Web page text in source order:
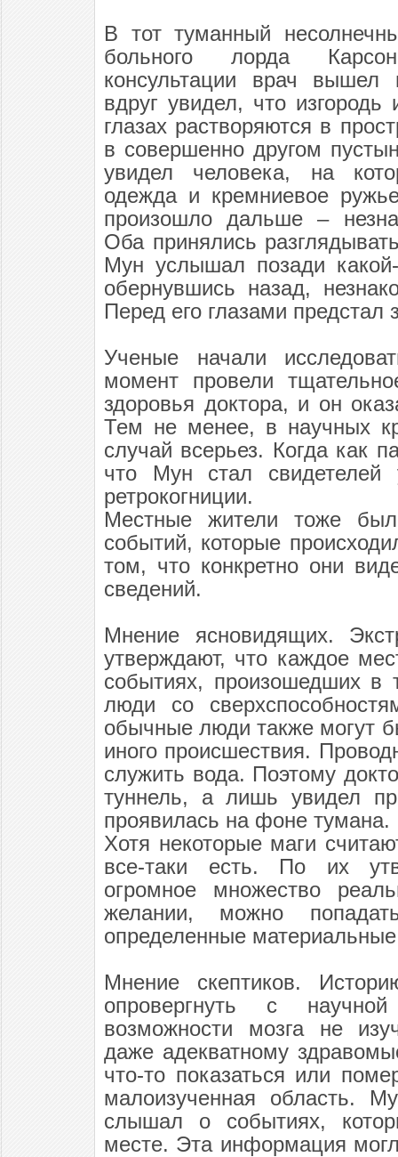
В тот туманный
больного лорда
консультации врач
вдруг увидел, что
глазах растворяются в
в совершенно другом
увидел человека, на
одежда и кремниевое
произошло дальше –
Оба принялись
Мун услышал позади
обернувшись назад,
Перед его глазами предстал
Ученые начали
момент провели
здоровья доктора, и он
Тем не менее, в научных
случай всерьез. Когда как
что Мун стал свидетелей
ретрокогниции.
Местные жители тоже
событий, которые
том, что конкретно они
сведений.
Мнение ясновидящих.
утверждают, что каждое
событиях, произошедших
люди со
обычные люди также могут
иного происшествия.
служить вода. Поэтому
туннель, а лишь увидел
проявилась на фоне тумана.
Хотя некоторые маги
все-таки есть. По их
огромное множество
желании, можно
определенные
Мнение скептиков.
опровергнуть с
возможности мозга не
даже адекватному
что-то показаться или
малоизученная область.
слышал о событиях,
месте. Эта информация